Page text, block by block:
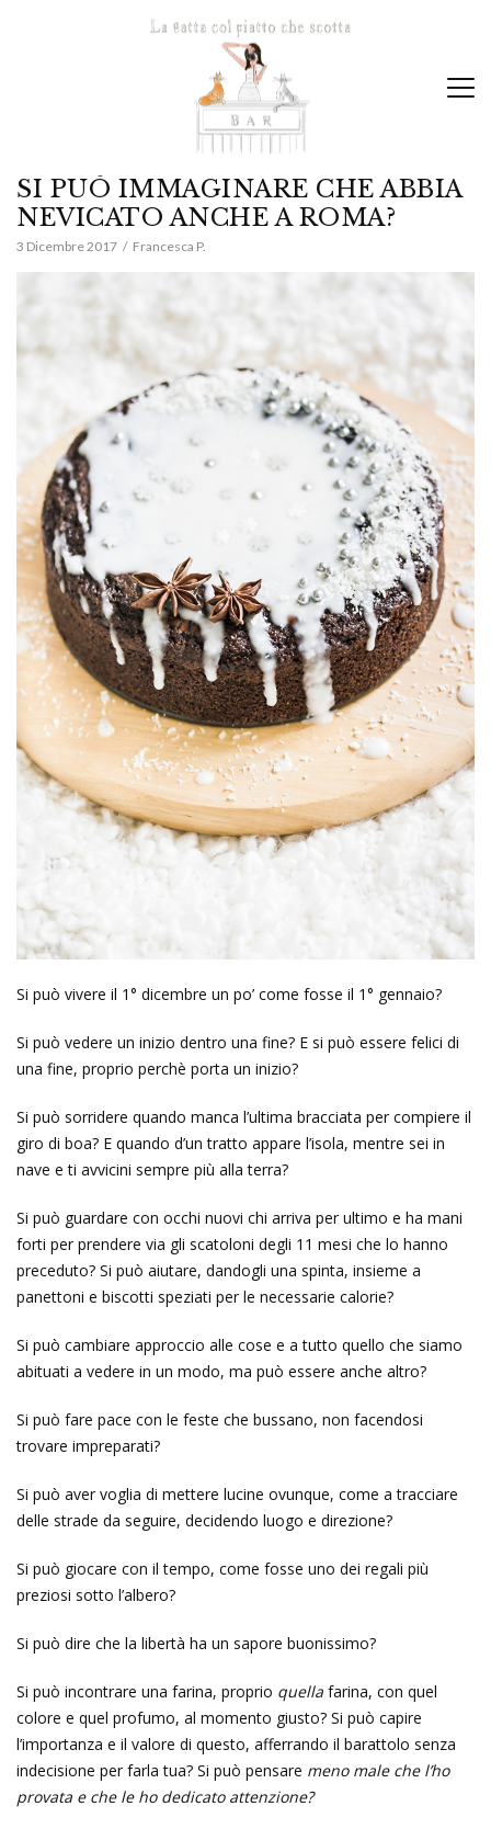
SI PUÒ IMMAGINARE CHE ABBIA
NEVICATO ANCHE A ROMA?
3 Dicembre 2017 Francesca P.
Si può vivere il 1° dicembre un po’ come fosse il 1° gennaio?
Si può vedere un inizio dentro una fine? E si può essere felici di
una fine, proprio perchè porta un inizio?
Si può sorridere quando manca l’ultima bracciata per compiere il
giro di boa? E quando d’un tratto appare l’isola, mentre sei in
nave e ti avvicini sempre più alla terra?
Si può guardare con occhi nuovi chi arriva per ultimo e ha mani
forti per prendere via gli scatoloni degli 11 mesi che lo hanno
preceduto? Si può aiutare, dandogli una spinta, insieme a
panettoni e biscotti speziati per le necessarie calorie?
Si può cambiare approccio alle cose e a tutto quello che siamo
abituati a vedere in un modo, ma può essere anche altro?
Si può fare pace con le feste che bussano, non facendosi
trovare impreparati?
Si può aver voglia di mettere lucine ovunque, come a tracciare
delle strade da seguire, decidendo luogo e direzione?
Si può giocare con il tempo, come fosse uno dei regali più
preziosi sotto l’albero?
Si può dire che la libertà ha un sapore buonissimo?
Si può incontrare una farina, proprio quella farina, con quel
colore e quel profumo, al momento giusto? Si può capire
l’importanza e il valore di questo, afferrando il barattolo senza
indecisione per farla tua? Si può pensare meno male che l’ho
provata e che le ho dedicato attenzione?